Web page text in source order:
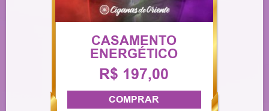
CASAMENTO
ENERGÉTICO
R$ 197,00
COMPRAR